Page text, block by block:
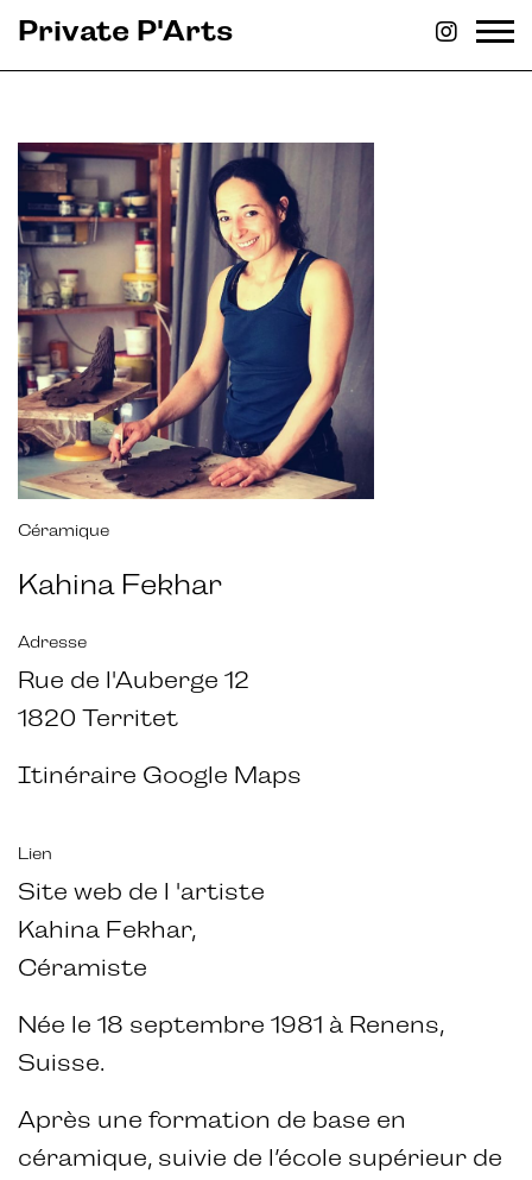
Private P'Arts
Céramique
Kahina Fekhar
Adresse
Rue de l'Auberge 12
1820 Territet
Itinéraire Google Maps
Lien
Site web de l 'artiste
Kahina Fekhar,
Céramiste
Née le 18 septembre 1981 à Renens,
Suisse.
Après une formation de base en
céramique, suivie de l’école supérieur de